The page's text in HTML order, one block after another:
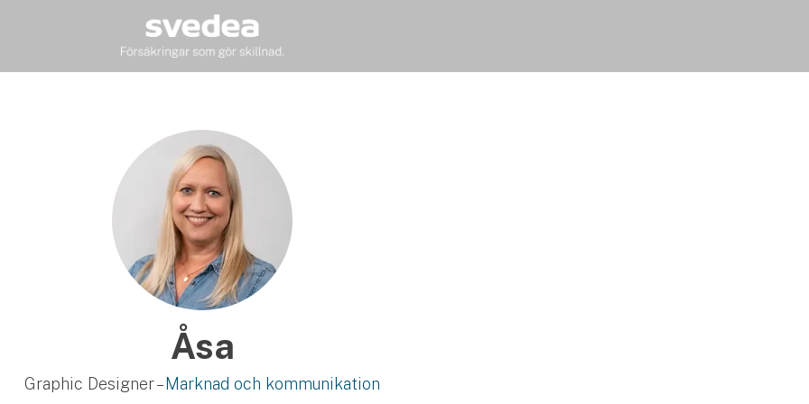
Åsa
Graphic Designer – Marknad och kommunikation